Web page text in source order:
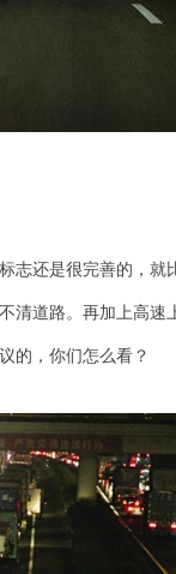
志还是很完善的，
清道路。再加上高
的，你们怎么看？